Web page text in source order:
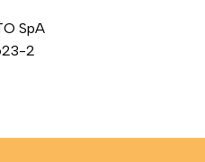
SpA
2